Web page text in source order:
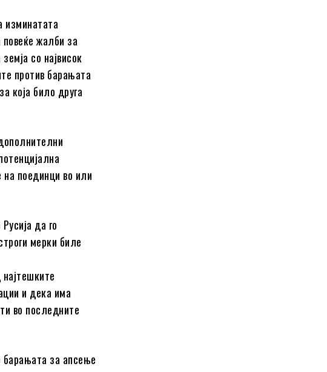
изминатата
жалби за
со највисок
против барањата
која било друга
на поединци во или
да го
мерки биле
и дека има
во последните
барањата за апсење